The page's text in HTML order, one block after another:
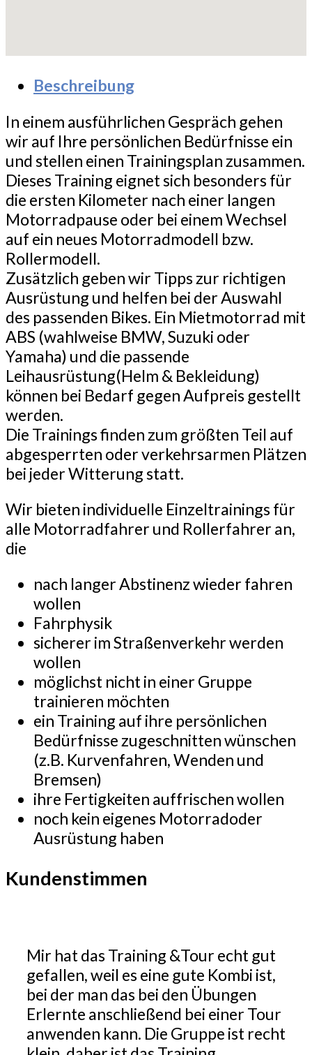
Beschreibung
In einem ausführlichen Gespräch gehen
wir auf Ihre persönlichen Bedürfnisse ein
und stellen einen Trainingsplan zusammen.
Dieses Training eignet sich besonders für
die ersten Kilometer nach einer langen
Motorradpause oder bei einem Wechsel
auf ein neues Motorradmodell bzw.
Rollermodell.
Zusätzlich geben wir Tipps zur richtigen
Ausrüstung und helfen bei der Auswahl
des passenden Bikes. Ein Mietmotorrad mit
ABS (wahlweise BMW, Suzuki oder
Yamaha) und die passende
Leihausrüstung(Helm & Bekleidung)
können bei Bedarf gegen Aufpreis gestellt
werden.
Die Trainings finden zum größten Teil auf
abgesperrten oder verkehrsarmen Plätzen
bei jeder Witterung statt.
Wir bieten individuelle Einzeltrainings für
alle Motorradfahrer und Rollerfahrer an,
die
nach langer Abstinenz wieder fahren
wollen
Fahrphysik
sicherer im Straßenverkehr werden
wollen
möglichst nicht in einer Gruppe
trainieren möchten
ein Training auf ihre persönlichen
Bedürfnisse zugeschnitten wünschen
(z.B. Kurvenfahren, Wenden und
Bremsen)
ihre Fertigkeiten auffrischen wollen
noch kein eigenes Motorradoder
Ausrüstung haben
Kundenstimmen
Mir hat das Training &Tour echt gut
gefallen, weil es eine gute Kombi ist,
bei der man das bei den Übungen
Erlernte anschließend bei einer Tour
anwenden kann. Die Gruppe ist recht